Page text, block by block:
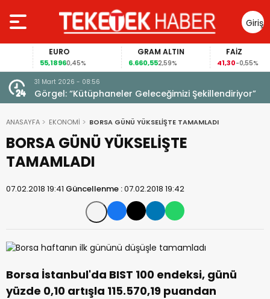
Giriş
Yap
EURO
55,18960,45%
GRAM ALTIN
6.660,552,59%
FAİZ
41,30-0,55%
31 Mart 2026 - 08:56
Görgel: “Kütüphaneler Geleceğimizi Şekillendiriyor”
ANASAYFA EKONOMİ BORSA GÜNÜ YÜKSELİŞTE TAMAMLADI
BORSA GÜNÜ YÜKSELİŞTE
TAMAMLADI
07.02.2018 19:41 Güncellenme :07.02.2018 19:42
Borsa İstanbul'da BIST 100 endeksi, günü
yüzde 0,10 artışla 115.570,19 puandan